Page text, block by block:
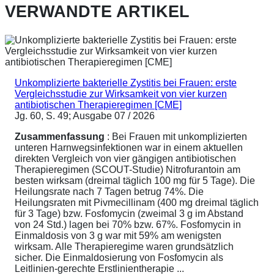
VERWANDTE ARTIKEL
Unkomplizierte bakterielle Zystitis bei Frauen: erste
Vergleichsstudie zur Wirksamkeit von vier kurzen
antibiotischen Therapieregimen [CME]
Jg. 60, S. 49; Ausgabe 07 / 2026
Zusammenfassung : Bei Frauen mit unkomplizierten
unteren Harnwegsinfektionen war in einem aktuellen
direkten Vergleich von vier gängigen antibiotischen
Therapieregimen (SCOUT-Studie) Nitrofurantoin am
besten wirksam (dreimal täglich 100 mg für 5 Tage). Die
Heilungsrate nach 7 Tagen betrug 74%. Die
Heilungsraten mit Pivmecillinam (400 mg dreimal täglich
für 3 Tage) bzw. Fosfomycin (zweimal 3 g im Abstand
von 24 Std.) lagen bei 70% bzw. 67%. Fosfomycin in
Einmaldosis von 3 g war mit 59% am wenigsten
wirksam. Alle Therapieregime waren grundsätzlich
sicher. Die Einmaldosierung von Fosfomycin als
Leitlinien-gerechte Erstlinientherapie ...